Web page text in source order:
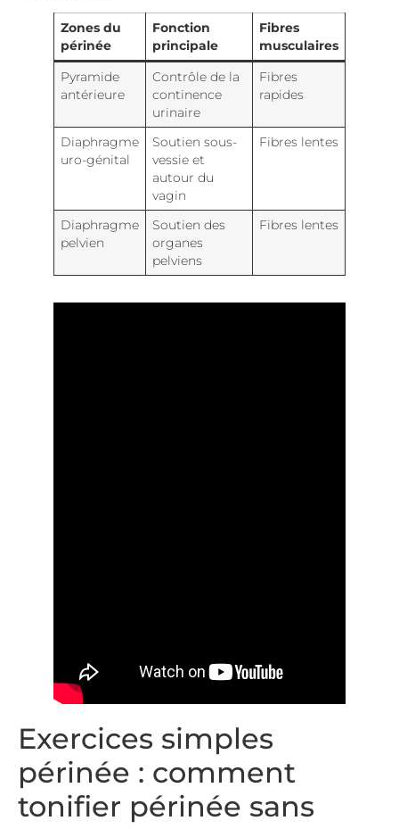
Zones du
périnée
Fonction
principale
Fibres
musculaires
Pyramide
antérieure
Contrôle de la
continence
urinaire
Fibres
rapides
Diaphragme
uro-génital
Soutien sous-
vessie et
autour du
vagin
Fibres lentes
Diaphragme
pelvien
Soutien des
organes
pelviens
Fibres lentes
Exercices simples
périnée : comment
tonifier périnée sans